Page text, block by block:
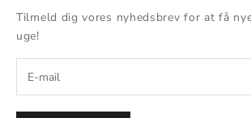
Tilmeld dig vores nyhedsbrev for at få
uge!